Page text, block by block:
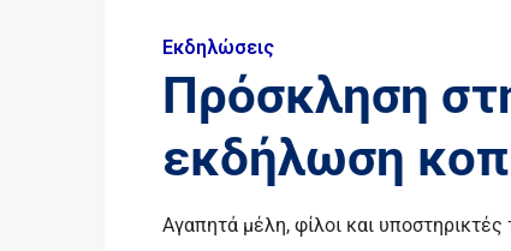
Εκδηλώσεις
Πρόσκληση
εκδήλωση
Αγαπητά μέλη, φίλοι και